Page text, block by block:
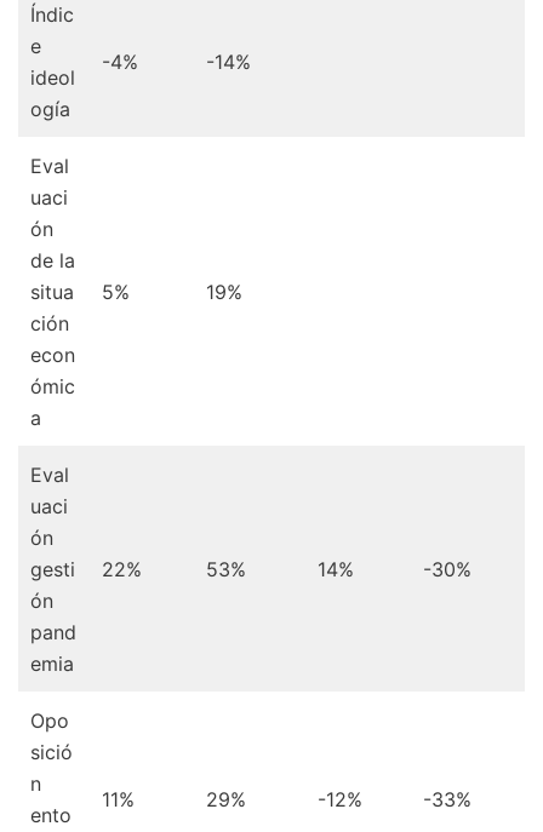
Índic
e
ideol
ogía
-4% -14%
Eval
uaci
ón
de la
situa
ción
econ
ómic
a
5% 19%
Eval
uaci
ón
gesti
ón
pand
emia
22% 53% 14% -30%
Opo
sició
n
ento
11% 29% -12% -33%